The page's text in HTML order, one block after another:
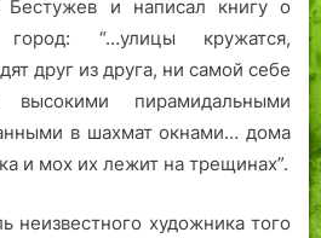
Бестужев и написал книгу о
“…улицы кружатся,
друг из друга, ни самой себе
пирамидальными
в шахмат окнами… дома
и мох их лежит на трещинах”.
неизвестного художника того